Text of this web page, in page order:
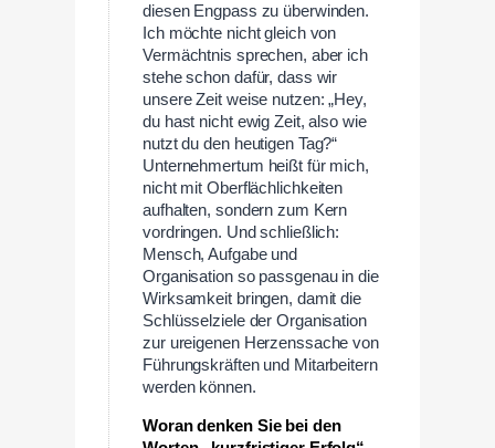
diesen Engpass zu überwinden.
Ich möchte nicht gleich von
Vermächtnis sprechen, aber ich
stehe schon dafür, dass wir
unsere Zeit weise nutzen: „Hey,
du hast nicht ewig Zeit, also wie
nutzt du den heutigen Tag?“
Unternehmertum heißt für mich,
nicht mit Oberflächlichkeiten
aufhalten, sondern zum Kern
vordringen. Und schließlich:
Mensch, Aufgabe und
Organisation so passgenau in die
Wirksamkeit bringen, damit die
Schlüsselziele der Organisation
zur ureigenen Herzenssache von
Führungskräften und Mitarbeitern
werden können.
Woran denken Sie bei den